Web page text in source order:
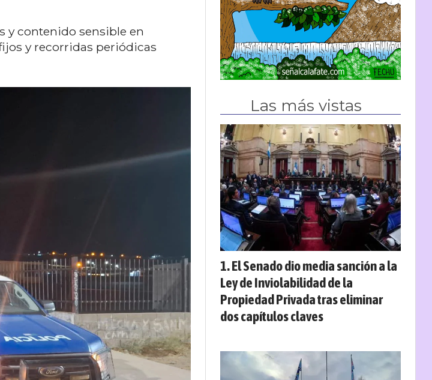
y contenido sensible en
y recorridas periódicas
Las más vistas
El Senado dio media sanción a la
Ley de Inviolabilidad de la
Propiedad Privada tras eliminar
dos capítulos claves